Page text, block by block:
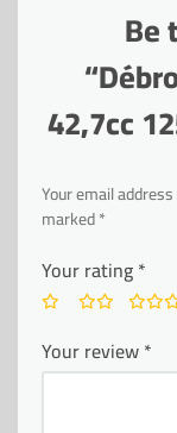
Be
42,7cc
Your email
marked*
Your rating*
Your review*